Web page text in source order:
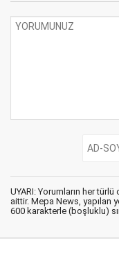
UYARI: Yorumların her
aittir. Mepa News, yapılan
600 karakterle (boşluklu)